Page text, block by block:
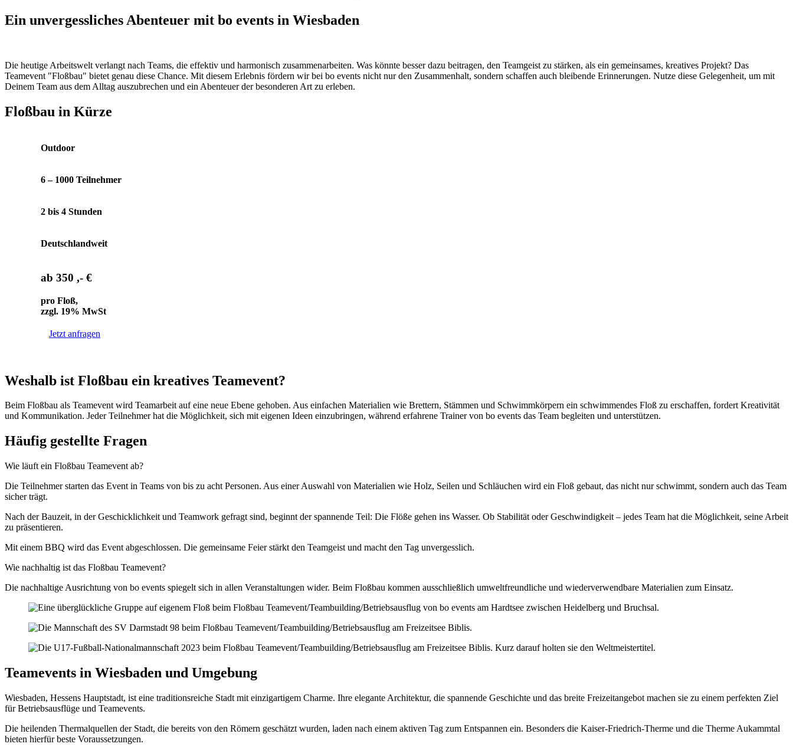
Ein unvergessliches Abenteuer mit bo events in Wiesbaden
Die heutige Arbeitswelt verlangt nach Teams, die effektiv und harmonisch zusammenarbeiten. Was könnte besser dazu beitragen, den Teamgeist zu stärken, als ein gemeinsames, kreatives Projekt? Das
Teamevent "Floßbau" bietet genau diese Chance. Mit diesem Erlebnis fördern wir bei bo events nicht nur den Zusammenhalt, sondern schaffen auch bleibende Erinnerungen. Nutze diese Gelegenheit, um mit
Deinem Team aus dem Alltag auszubrechen und ein Abenteuer der besonderen Art zu erleben.
Floßbau in Kürze
Outdoor
6 – 1000 Teilnehmer
2 bis 4 Stunden
Deutschlandweit
ab 350 ,- €
pro Floß,
zzgl. 19% MwSt
Jetzt anfragen
Weshalb ist Floßbau ein kreatives Teamevent?
Beim Floßbau als Teamevent wird Teamarbeit auf eine neue Ebene gehoben. Aus einfachen Materialien wie Brettern, Stämmen und Schwimmkörpern ein schwimmendes Floß zu erschaffen, fordert Kreativität
und Kommunikation. Jeder Teilnehmer hat die Möglichkeit, sich mit eigenen Ideen einzubringen, während erfahrene Trainer von bo events das Team begleiten und unterstützen.
Häufig gestellte Fragen
Wie läuft ein Floßbau Teamevent ab?
Die Teilnehmer starten das Event in Teams von bis zu acht Personen. Aus einer Auswahl von Materialien wie Holz, Seilen und Schläuchen wird ein Floß gebaut, das nicht nur schwimmt, sondern auch das Team
sicher trägt.
Nach der Bauzeit, in der Geschicklichkeit und Teamwork gefragt sind, beginnt der spannende Teil: Die Flöße gehen ins Wasser. Ob Stabilität oder Geschwindigkeit – jedes Team hat die Möglichkeit, seine Arbeit
zu präsentieren.
Mit einem BBQ wird das Event abgeschlossen. Die gemeinsame Feier stärkt den Teamgeist und macht den Tag unvergesslich.
Wie nachhaltig ist das Floßbau Teamevent?
Die nachhaltige Ausrichtung von bo events spiegelt sich in allen Veranstaltungen wider. Beim Floßbau kommen ausschließlich umweltfreundliche und wiederverwendbare Materialien zum Einsatz.
Teamevents in Wiesbaden und Umgebung
Wiesbaden, Hessens Hauptstadt, ist eine traditionsreiche Stadt mit einzigartigem Charme. Ihre elegante Architektur, die spannende Geschichte und das breite Freizeitangebot machen sie zu einem perfekten Ziel
für Betriebsausflüge und Teamevents.
Die heilenden Thermalquellen der Stadt, die bereits von den Römern geschätzt wurden, laden nach einem aktiven Tag zum Entspannen ein. Besonders die Kaiser-Friedrich-Therme und die Therme Aukammtal
bieten hierfür beste Voraussetzungen.